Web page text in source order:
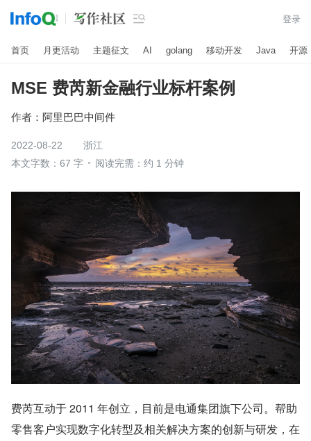
 登录
首页 月更活动 主题征文 AI golang 移动开发 Java 开源
MSE 费芮新金融行业标杆案例
作者： 阿里巴巴中间件
2022-08-22
浙江
本文字数：67 字
阅读完需：约 1 分钟
费芮互动于 2011 年创立，目前是电通集团旗下公司。帮助
零售客户实现数字化转型及相关解决方案的创新与研发，在